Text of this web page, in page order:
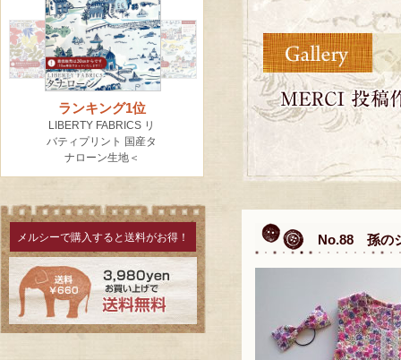
メルシーで購入すると送料がお得！ No.88 孫の